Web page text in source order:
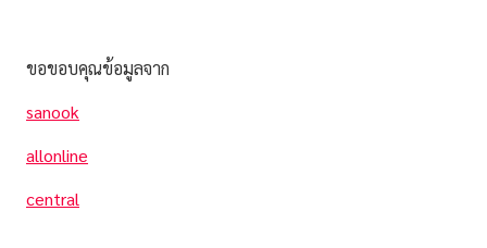
ขอขอบคุณข้อมูลจาก
sanook
allonline
central